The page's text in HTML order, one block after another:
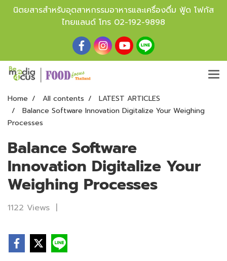
นิตยสารสำหรับอุตสาหกรรมอาหารและเครื่องดื่ม ฟู้ด โฟกัส
ไทยแลนด์ โทร 02-192-9898
Home All contents
LATEST ARTICLES
Balance Software Innovation Digitalize Your Weighing
Processes
Balance Software
Innovation Digitalize Your
Weighing Processes
1122 Views |